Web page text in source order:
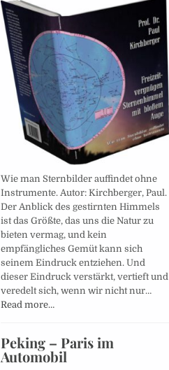
Wie man Sternbilder auffindet ohne
Instrumente. Autor: Kirchberger, Paul.
Der Anblick des gestirnten Himmels
ist das Größte, das uns die Natur zu
bieten vermag, und kein
empfängliches Gemüt kann sich
seinem Eindruck entziehen. Und
dieser Eindruck verstärkt, vertieft und
veredelt sich, wenn wir nicht nur…
Read more…
Peking – Paris im
Automobil